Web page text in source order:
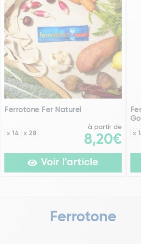
Ferrotone Fer Naturel
x 14 x 28
à partir de
8,20€
Voir l'article
x
Ferrotone